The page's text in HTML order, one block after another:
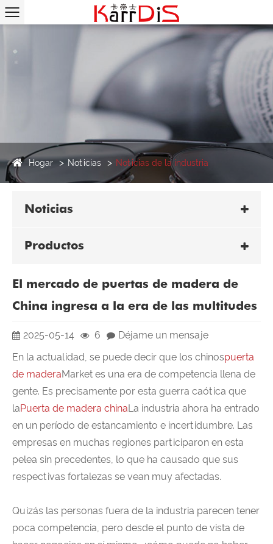
Hogar Noticias Noticias de la industria
Noticias
Productos
El mercado de puertas de madera de
China ingresa a la era de las multitudes
2025-05-14 6
Déjame un mensaje
En la actualidad, se puede decir que los chinospuerta
de maderaMarket es una era de competencia llena de
gente. Es precisamente por esta guerra caótica que
laPuerta de madera chinaLa industria ahora ha entrado
en un período de estancamiento e incertidumbre. Las
empresas en muchas regiones participaron en esta
pelea sin precedentes, lo que ha causado que sus
respectivas fortalezas se vean muy afectadas.
Quizás las personas fuera de la industria parecen tener
poca competencia, pero desde el punto de vista de